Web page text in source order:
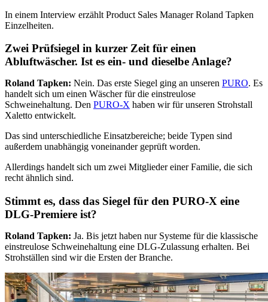
In einem Interview erzählt Product Sales Manager Roland Tapken
Einzelheiten.
Zwei Prüfsiegel in kurzer Zeit für einen
Abluftwäscher. Ist es ein- und dieselbe Anlage?
Roland Tapken: Nein. Das erste Siegel ging an unseren PURO. Es
handelt sich um einen Wäscher für die einstreulose
Schweinehaltung. Den PURO-X haben wir für unseren Strohstall
Xaletto entwickelt.
Das sind unterschiedliche Einsatzbereiche; beide Typen sind
außerdem unabhängig voneinander geprüft worden.
Allerdings handelt sich um zwei Mitglieder einer Familie, die sich
recht ähnlich sind.
Stimmt es, dass das Siegel für den PURO-X eine
DLG-Premiere ist?
Roland Tapken: Ja. Bis jetzt haben nur Systeme für die klassische
einstreulose Schweinehaltung eine DLG-Zulassung erhalten. Bei
Strohställen sind wir die Ersten der Branche.